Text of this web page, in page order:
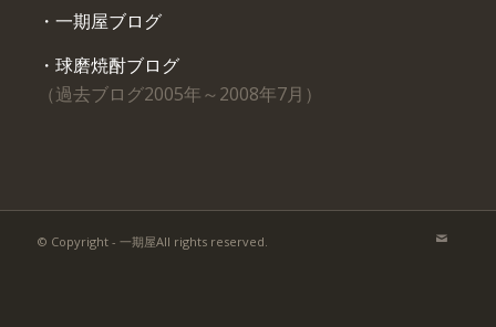
・一期屋ブログ
・球磨焼酎ブログ
（過去ブログ2005年～2008年7月）
© Copyright - 一期屋All rights reserved.